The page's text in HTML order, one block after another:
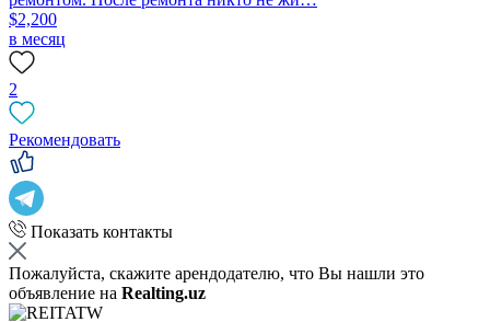
$2,200
в месяц
2
Рекомендовать
Показать контакты
Пожалуйста, скажите арендодателю, что Вы нашли это
объявление на Realting.uz